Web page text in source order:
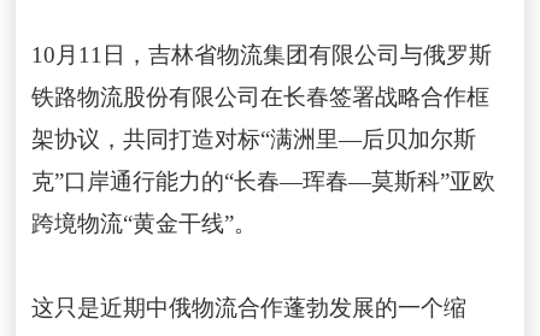
10月11日，吉林省物流集团有限公司与俄罗斯
铁路物流股份有限公司在长春签署战略合作框
架协议，共同打造对标“满洲里—后贝加尔斯
克”口岸通行能力的“长春—珲春—莫斯科”亚欧
跨境物流“黄金干线”。
这只是近期中俄物流合作蓬勃发展的一个缩